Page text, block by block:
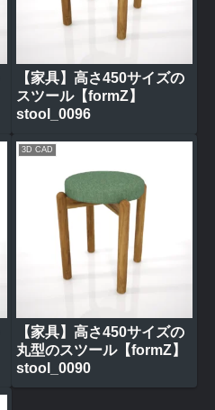
【家具】高さ450サイズの
スツール【formZ】
stool_0096
3D CAD
【家具】高さ450サイズの
丸型のスツール【formZ】
stool_0090